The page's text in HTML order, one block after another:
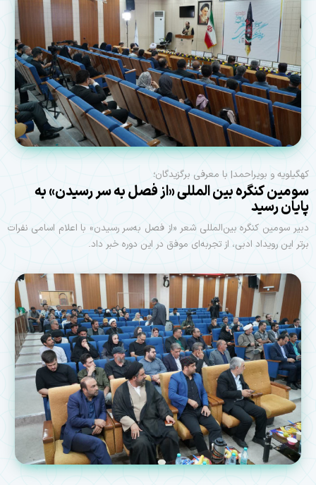
کهگیلویه و بویراحمد| با معرفی برگزیدگان؛
سومین کنگره بین المللی «از فصل به‌ سر رسیدن» به
پایان رسید
دبیر سومین کنگره بین‌المللی شعر «از فصل به‌سر رسیدن» با اعلام اسامی نفرات
برتر این رویداد ادبی، از تجربه‌ای موفق در این دوره خبر داد.